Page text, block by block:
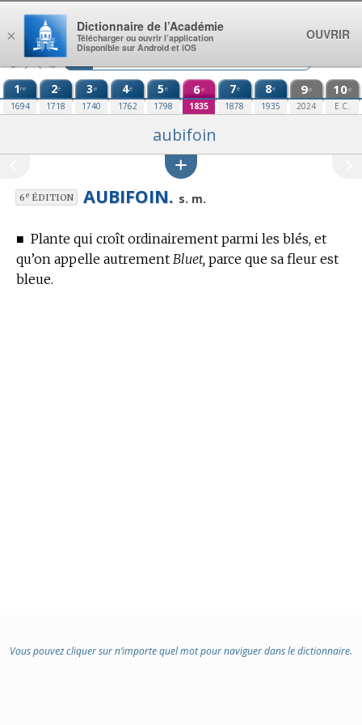
Aller au contenu
1re
1694
2e
1718
3e
1740
4e
1762
5e
1798
6e
1835
7e
1878
8e
1935
9e
2024
10e
E.C.
aubifoin
6eÉDITION AUBIFOIN. s. m.
■ Plante qui croît ordinairement parmi les blés, et
qu’on appelle autrement Bluet, parce que sa fleur est
bleue.
Vous pouvez cliquer sur n’importe quel mot pour naviguer dans le dictionnaire.
×
Dictionnaire de l’Académie
Télécharger ou ouvrir l’application
Disponible sur Android et iOS
OUVRIR